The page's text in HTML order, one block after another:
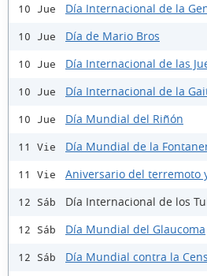
10 Jue Día Internacional de la
10 Jue Día de Mario Bros
10 Jue Día Internacional de las
10 Jue Día Internacional de la
10 Jue Día Mundial del Riñón
11 Vie Día Mundial de la
11 Vie Aniversario del terremoto
12 Sáb Día Internacional de los
12 Sáb Día Mundial del Glaucoma
12 Sáb Día Mundial contra la